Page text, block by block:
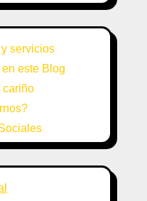
servicios
este Blog
cariño